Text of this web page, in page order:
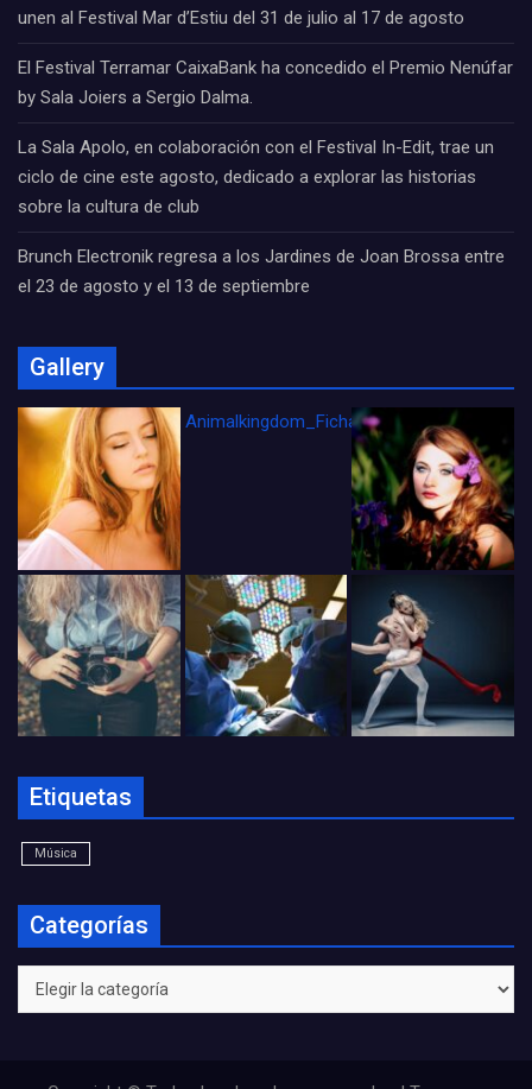
unen al Festival Mar d’Estiu del 31 de julio al 17 de agosto
El Festival Terramar CaixaBank ha concedido el Premio Nenúfar
by Sala Joiers a Sergio Dalma.
La Sala Apolo, en colaboración con el Festival In-Edit, trae un
ciclo de cine este agosto, dedicado a explorar las historias
sobre la cultura de club
Brunch Electronik regresa a los Jardines de Joan Brossa entre
el 23 de agosto y el 13 de septiembre
Gallery
Animalkingdom_FichaCine
Etiquetas
Música
Categorías
Categorías